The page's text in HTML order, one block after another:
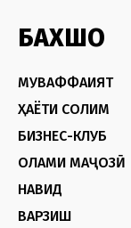
БАХШҲО
МУВАФФАҚИЯТ
ҲАЁТИ СОЛИМ
БИЗНЕС-КЛУБ
ОЛАМИ МАҶОЗӢ
НАВИД
ВАРЗИШ